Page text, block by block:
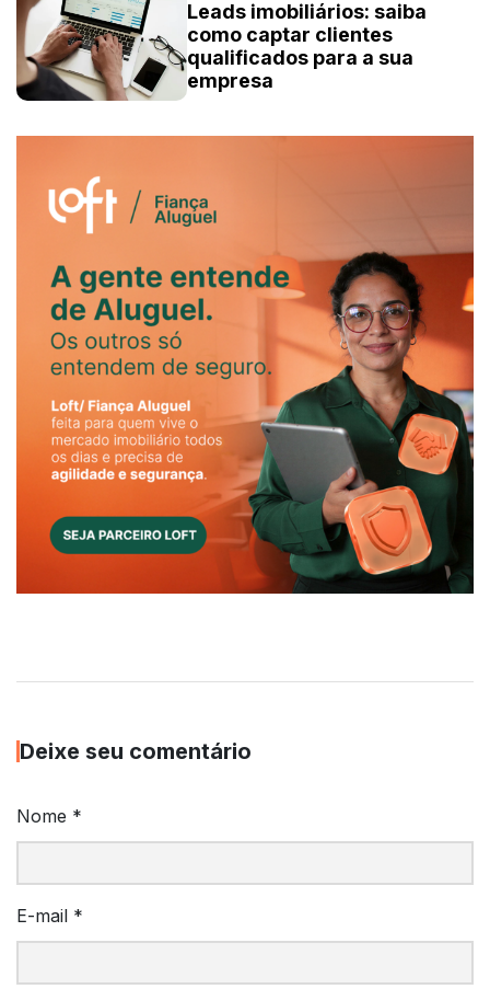
Leads imobiliários: saiba
como captar clientes
qualificados para a sua
empresa
Deixe seu comentário
Nome *
E-mail *